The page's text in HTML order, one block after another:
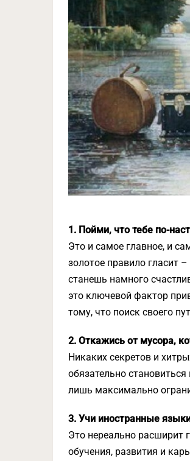
1. Пойми, что тебе по-
Это и самое главное, и
золотое правило гласит
станешь намного
это ключевой фактор
тому, что поиск своего
2. Откажись от мусора,
Никаких секретов и
обязательно
лишь максимально
3. Учи иностранные
Это нереально расширит
обучения, развития и